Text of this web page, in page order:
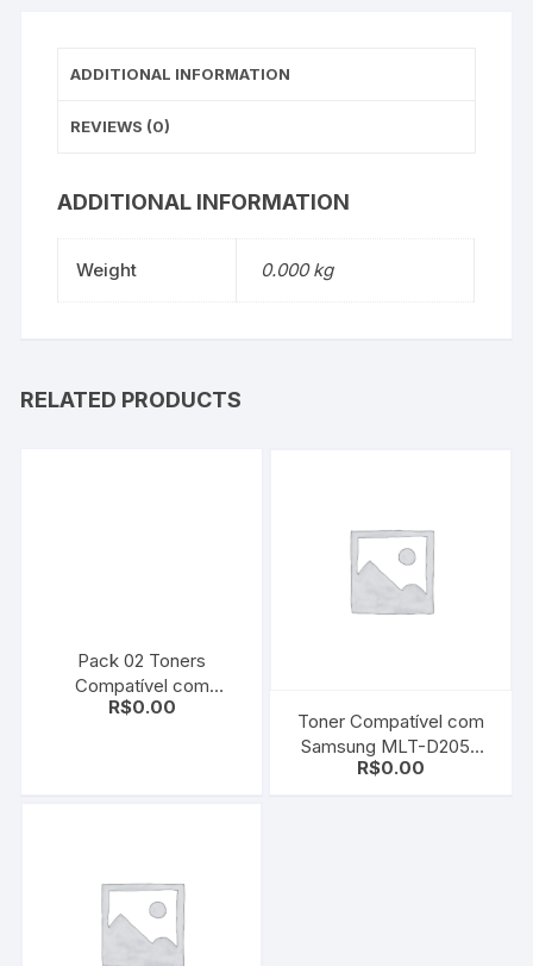
ADDITIONAL INFORMATION
REVIEWS (0)
ADDITIONAL INFORMATION
Weight 0.000 kg
RELATED PRODUCTS
Pack 02 Toners
Compatível com
Samsung SCX-D4725A
R$0.00
Toner Compatível com
Samsung MLT-D205E
Black | ML-3710D | SCX-
R$0.00